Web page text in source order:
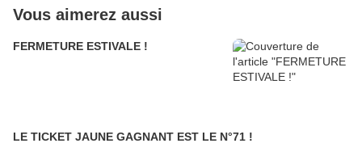
Vous aimerez aussi
FERMETURE ESTIVALE !
LE TICKET JAUNE GAGNANT EST LE N°71 !